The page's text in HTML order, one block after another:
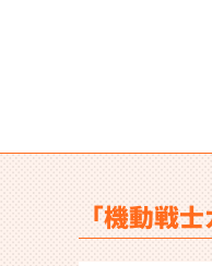
「機動戦